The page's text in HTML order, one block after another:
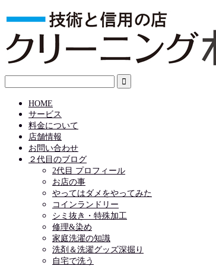
HOME
サービス
料金について
店舗情報
お問い合わせ
２代目のブログ
2代目 プロフィール
お店の事
やってはダメをやってみた
コインランドリー
シミ抜き・特殊加工
修理&染め
家庭洗濯の知識
洗剤＆洗濯グッズ深掘り
自宅で洗う